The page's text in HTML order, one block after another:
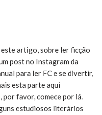
artigo, sobre ler ficção
post no Instagram da
para ler FC e se divertir,
esta parte aqui
por favor, comece por lá.
estudiosos literários